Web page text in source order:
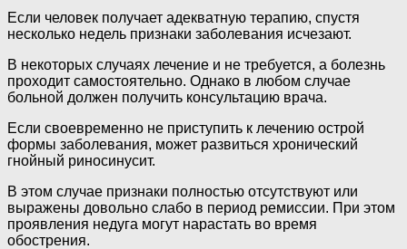
Если человек получает адекватную терапию, спустя
несколько недель признаки заболевания исчезают.
В некоторых случаях лечение и не требуется, а болезнь
проходит самостоятельно. Однако в любом случае
больной должен получить консультацию врача.
Если своевременно не приступить к лечению острой
формы заболевания, может развиться хронический
гнойный риносинусит.
В этом случае признаки полностью отсутствуют или
выражены довольно слабо в период ремиссии. При этом
проявления недуга могут нарастать во время
обострения.